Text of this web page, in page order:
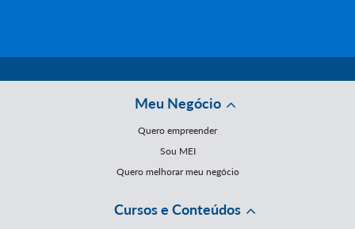
Meu Negócio
Quero empreender
Sou MEI
Quero melhorar meu negócio
Cursos e Conteúdos